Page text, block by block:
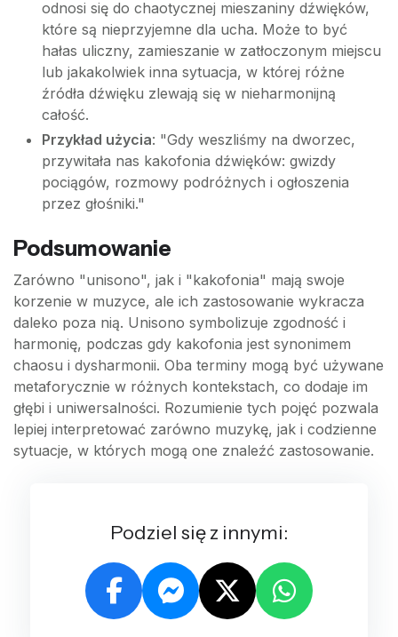
odnosi się do chaotycznej mieszaniny dźwięków,
które są nieprzyjemne dla ucha. Może to być
hałas uliczny, zamieszanie w zatłoczonym miejscu
lub jakakolwiek inna sytuacja, w której różne
źródła dźwięku zlewają się w nieharmonijną
całość.
Przykład użycia: "Gdy weszliśmy na dworzec,
przywitała nas kakofonia dźwięków: gwizdy
pociągów, rozmowy podróżnych i ogłoszenia
przez głośniki."
Podsumowanie
Zarówno "unisono", jak i "kakofonia" mają swoje
korzenie w muzyce, ale ich zastosowanie wykracza
daleko poza nią. Unisono symbolizuje zgodność i
harmonię, podczas gdy kakofonia jest synonimem
chaosu i dysharmonii. Oba terminy mogą być używane
metaforycznie w różnych kontekstach, co dodaje im
głębi i uniwersalności. Rozumienie tych pojęć pozwala
lepiej interpretować zarówno muzykę, jak i codzienne
sytuacje, w których mogą one znaleźć zastosowanie.
Podziel się z innymi: